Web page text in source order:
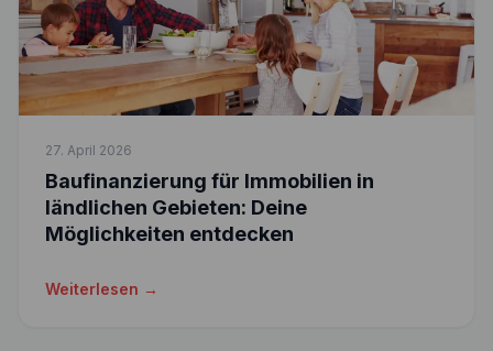
27. April 2026
Baufinanzierung für Immobilien in
ländlichen Gebieten: Deine
Möglichkeiten entdecken
Weiterlesen →